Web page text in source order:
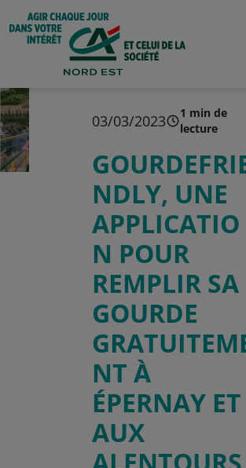
03/03/2023
1 min de
lecture
NDLY, UNE
APPLICATIO
N POUR
REMPLIR SA
GOURDE
NT À
ÉPERNAY ET
AUX